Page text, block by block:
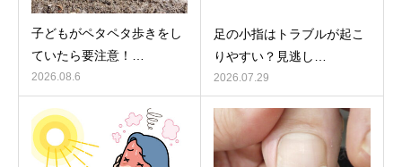
子どもがペタペタ歩きをし
ていたら要注意！…
2026.08.6
足の小指はトラブルが起こ
りやすい？見逃し…
2026.07.29